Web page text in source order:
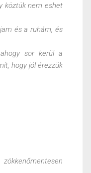
köztük nem eshet
és a ruhám, és
sor kerül a
hogy jól érezzük